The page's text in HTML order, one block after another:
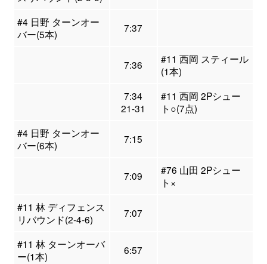
#4 日野 ターンオー
バー(5本)
7:37
7:36
#11 西岡 スティール
(1本)
7:34
21-31
#11 西岡 2Pシュー
ト○(7点)
#4 日野 ターンオー
バー(6本)
7:15
7:09
#76 山田 2Pシュー
ト×
#11 林 ディフェンス
リバウンド(2-4-6)
7:07
#11 林 ターンオーバ
ー(1本)
6:57